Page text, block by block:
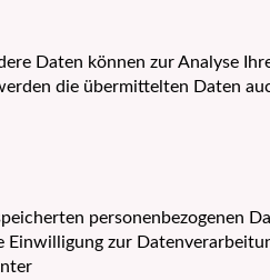
Daten können zur Analyse
die übermittelten Daten
personenbezogenen
Einwilligung zur